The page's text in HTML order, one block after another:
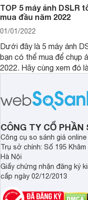
TOP 5 máy ảnh DSLR
mua đầu năm 2022
01/01/2022
Dưới đây là 5 máy ảnh
bạn có thể mua để chụp
2022. Hãy cùng xem đó
CÔNG TY CỔ PHẦN
Công cụ so sánh giá
Trụ sở chính: Số 195
Hà Nội
Giấy chứng nhận đăng ký
cấp ngày 02/12/2013